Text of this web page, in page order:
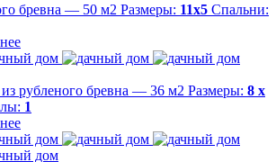
бревна — 50 м2 Размеры: 11х5 Спальни:
рубленого бревна — 36 м2 Размеры: 8 х
1